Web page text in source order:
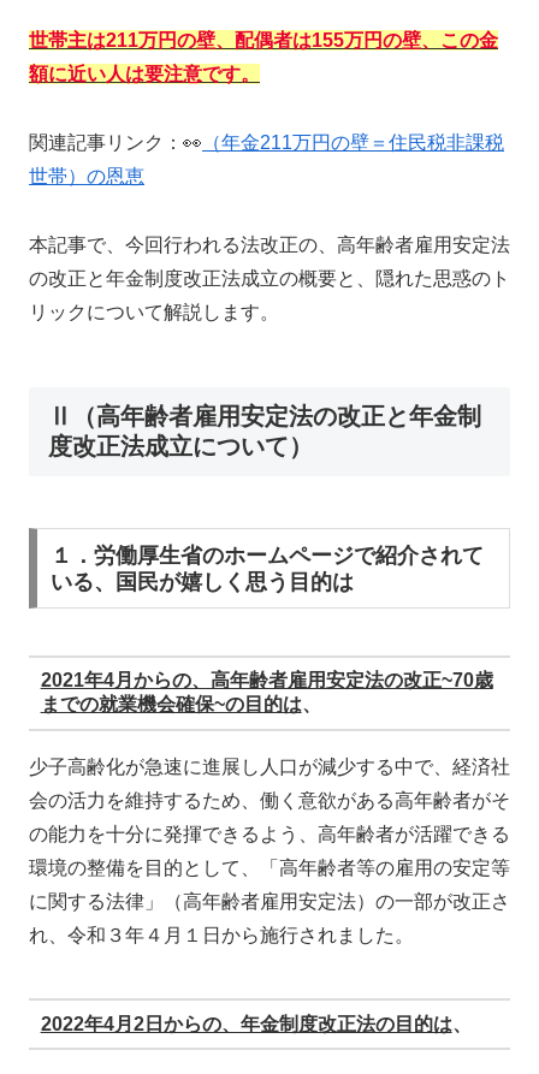
世帯主は211万円の壁、配偶者は155万円の壁、この金
額に近い人は要注意です。
関連記事リンク：👀 （年金211万円の壁＝住民税非課税
世帯）の恩恵
本記事で、今回行われる法改正の、高年齢者雇用安定法
の改正と年金制度改正法成立の概要と、隠れた思惑のト
リックについて解説します。
Ⅱ（高年齢者雇用安定法の改正と年金制
度改正法成立について）
１．労働厚生省のホームページで紹介されて
いる、国民が嬉しく思う目的は
2021年4月からの、高年齢者雇用安定法の改正~70歳
までの就業機会確保~の目的は、
少子高齢化が急速に進展し人口が減少する中で、経済社
会の活力を維持するため、働く意欲がある高年齢者がそ
の能力を十分に発揮できるよう、高年齢者が活躍できる
環境の整備を目的として、「高年齢者等の雇用の安定等
に関する法律」（高年齢者雇用安定法）の一部が改正さ
れ、令和３年４月１日から施行されました。
2022年4月2日からの、年金制度改正法の目的は、